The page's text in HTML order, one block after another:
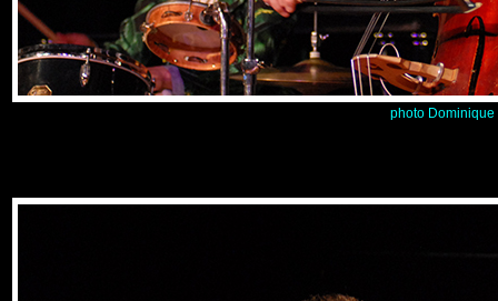
photo Dominique